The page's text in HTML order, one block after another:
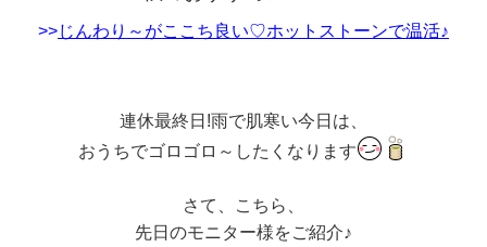
>>じんわり～がここち良い♡ホットストーンで温活♪
連休最終日!雨で肌寒い今日は、
おうちでゴロゴロ～したくなります
さて、こちら、
先日のモニター様をご紹介♪